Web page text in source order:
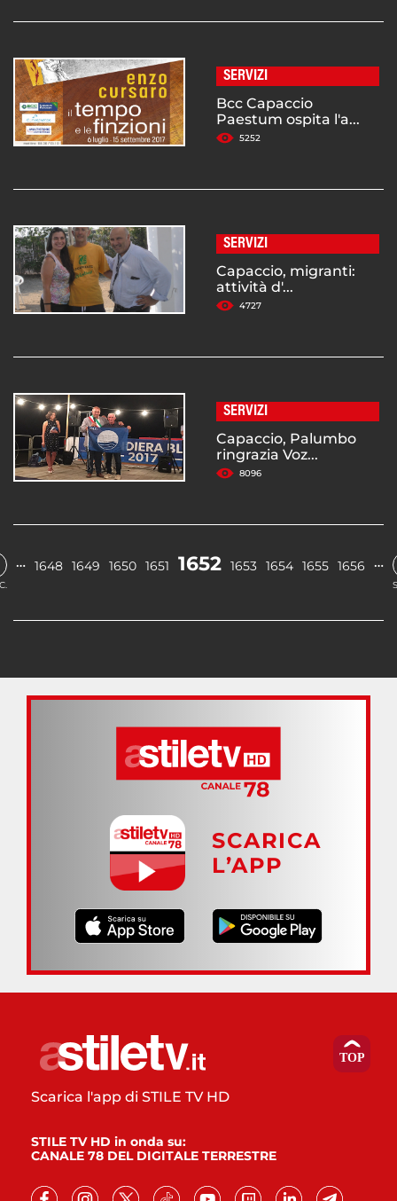
SERVIZI
Bcc Capaccio
Paestum ospita l'a...
5252
SERVIZI
Capaccio, migranti:
attività d'...
4727
SERVIZI
Capaccio, Palumbo
ringrazia Voz...
8096
… 1648 1649 1650 1651 1652 1653 1654 1655 1656 …
SCARICA
L’APP
Scarica l'app di STILE TV HD
STILE TV HD in onda su:
CANALE 78 DEL DIGITALE TERRESTRE